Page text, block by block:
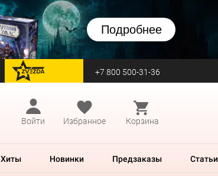
Подробнее
перейти на Zvezda +7 800 500-31-36
Войти
Избранное Корзина
Хиты Новинки Предзаказы Статьи